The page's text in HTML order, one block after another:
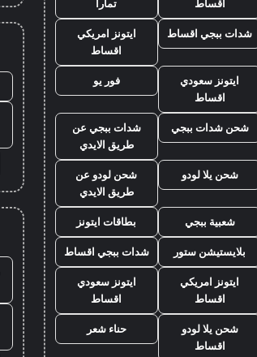
اقساط
تمارا
شدات ببجي اقساط
ايتونز امريكي
اقساط
ايتونز سعودي
اقساط
فور يو
شحن شدات ببجي
شدات ببجي عن
طريق الايدي
شحن يلا لودو
شحن لودو عن
طريق الايدي
شعبية ببجي بطاقات ايتونز
بلايستيشن ستور شدات ببجي اقساط
ايتونز امريكي
اقساط
ايتونز سعودي
اقساط
شحن يلا لودو
اقساط
حناء شعر